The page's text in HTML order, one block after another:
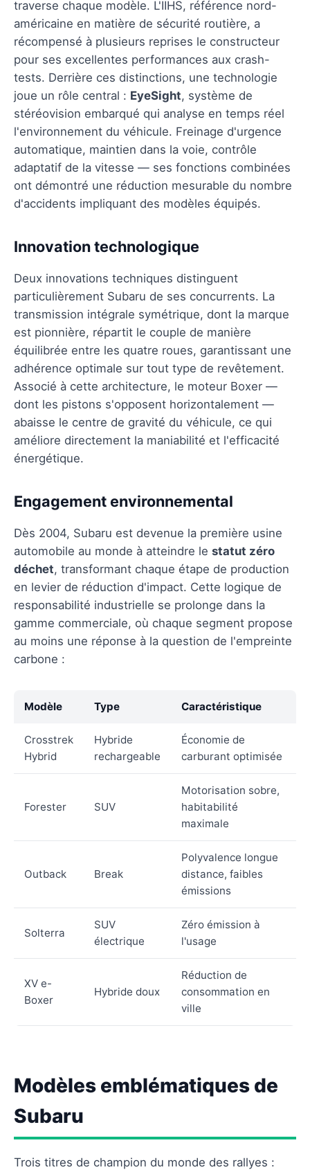
traverse chaque modèle. L'IIHS, référence nord-
américaine en matière de sécurité routière, a
récompensé à plusieurs reprises le constructeur
pour ses excellentes performances aux crash-
tests. Derrière ces distinctions, une technologie
joue un rôle central : EyeSight, système de
stéréovision embarqué qui analyse en temps réel
l'environnement du véhicule. Freinage d'urgence
automatique, maintien dans la voie, contrôle
adaptatif de la vitesse — ses fonctions combinées
ont démontré une réduction mesurable du nombre
d'accidents impliquant des modèles équipés.
Innovation technologique
Deux innovations techniques distinguent
particulièrement Subaru de ses concurrents. La
transmission intégrale symétrique, dont la marque
est pionnière, répartit le couple de manière
équilibrée entre les quatre roues, garantissant une
adhérence optimale sur tout type de revêtement.
Associé à cette architecture, le moteur Boxer —
dont les pistons s'opposent horizontalement —
abaisse le centre de gravité du véhicule, ce qui
améliore directement la maniabilité et l'efficacité
énergétique.
Engagement environnemental
Dès 2004, Subaru est devenue la première usine
automobile au monde à atteindre le statut zéro
déchet, transformant chaque étape de production
en levier de réduction d'impact. Cette logique de
responsabilité industrielle se prolonge dans la
gamme commerciale, où chaque segment propose
au moins une réponse à la question de l'empreinte
carbone :
Modèle Type Caractéristique
Crosstrek
Hybrid
Hybride
rechargeable
Économie de
carburant optimisée
Forester SUV
Motorisation sobre,
habitabilité
maximale
Outback Break
Polyvalence longue
distance, faibles
émissions
Solterra
SUV
électrique
Zéro émission à
l'usage
XV e-
Boxer
Hybride doux
Réduction de
consommation en
ville
Modèles emblématiques de
Subaru
Trois titres de champion du monde des rallyes :